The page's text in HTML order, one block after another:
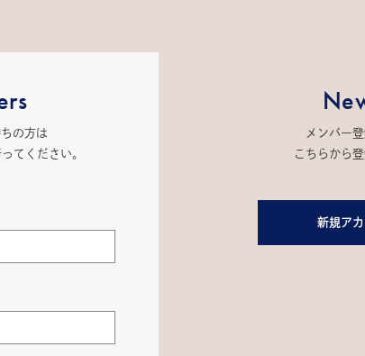
の方は
てください。
メンバー
こちらから
新規ア